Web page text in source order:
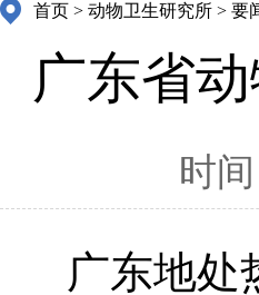
首页 > 动物卫生研究所 > 要
广东省
时
广东地处